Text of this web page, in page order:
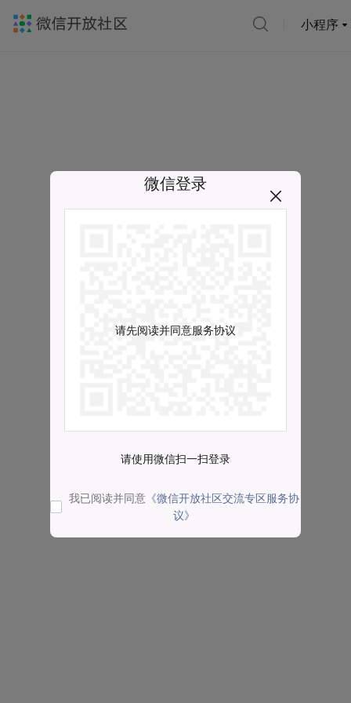
小程序
微信登录
请先阅读并同意服务协议
请使用微信扫一扫登录
我已阅读并同意 《微信开放社区交流专区服务协
议》